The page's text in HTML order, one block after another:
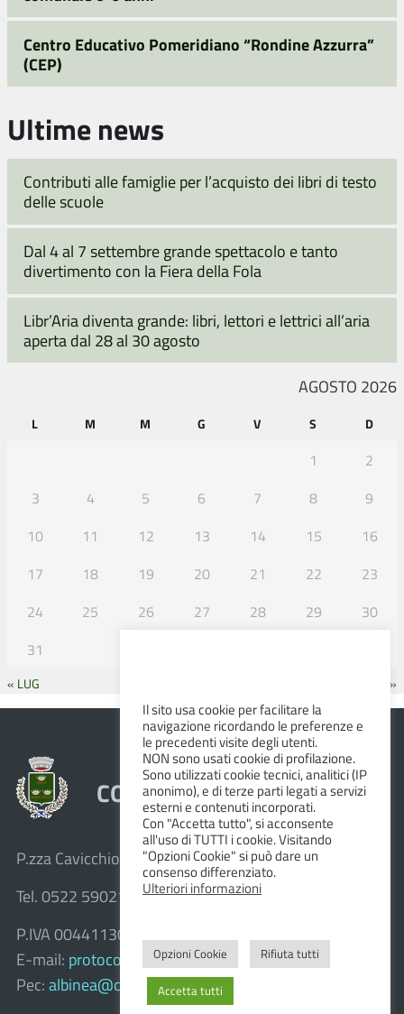
Centro Educativo Pomeridiano “Rondine Azzurra”
(CEP)
Ultime news
Contributi alle famiglie per l’acquisto dei libri di testo
delle scuole
Dal 4 al 7 settembre grande spettacolo e tanto
divertimento con la Fiera della Fola
Libr’Aria diventa grande: libri, lettori e lettrici all’aria
aperta dal 28 al 30 agosto
AGOSTO 2026
L M M G V S D
1
2
3
4 5 6 7 8
9
10
11 12 13 14 15
16
17
18 19 20 21 22
23
24
25 26 27 28 29
30
31
« LUG SET »
COMUNE DI ALBINEA
P.zza Cavicchioni, 8 – 42020 Albinea (R.E.)
Tel. 0522 590211 – Fax 0522 590236
P.IVA 00441130358
E-mail: protocollo@comune.albinea.re.it
Pec: albinea@cert.provincia.re.it
Il sito usa cookie per facilitare la
navigazione ricordando le preferenze e
le precedenti visite degli utenti.
NON sono usati cookie di profilazione.
Sono utilizzati cookie tecnici, analitici (IP
anonimo), e di terze parti legati a servizi
esterni e contenuti incorporati.
Con "Accetta tutto", si acconsente
all'uso di TUTTI i cookie. Visitando
"Opzioni Cookie" si può dare un
consenso differenziato.
Ulteriori informazioni
Opzioni Cookie Rifiuta tutti
Accetta tutti